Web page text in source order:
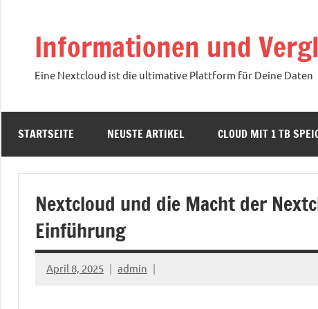
Informationen und
Eine Nextcloud ist die ultimative Plattform für Deine Daten
STARTSEITE NEUSTE ARTIKEL CLOUD MIT 1 TB
Nextcloud und die Macht der
Einführung
April 8, 2025 admin